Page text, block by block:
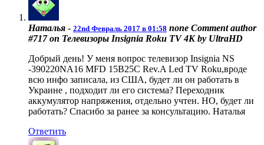
Наталья - 22nd Февраль 2017 в 01:58 none Comment author
#717 on Телевизоры Insignia Roku TV 4K by UltraHD
Добрый день! У меня вопрос телевизор Insignia NS
-390220NA16 MFD 15B25C Rev.A Led TV Roku,вроде
всю инфо записала, из США, будет ли он работать в
Украине , подходит ли его система? Переходник
аккумулятор напряжения, отдельно учтен. НО, будет ли
работать? Спасибо за ранее за консультацию. Наталья
Ответить